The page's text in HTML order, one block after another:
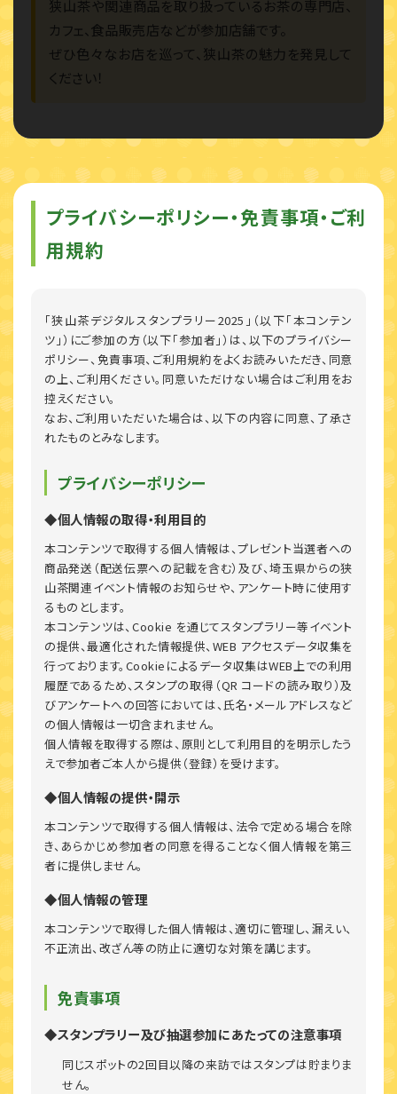
狭山茶や関連商品を取り扱っているお茶の専門店、
カフェ、食品販売店などが参加店舗です。
ぜひ色々なお店を巡って、狭山茶の魅力を発見して
ください！
プライバシーポリシー・免責事項・ご利
用規約
「狭山茶デジタルスタンプラリー2025」（以下「本コンテン
ツ」）にご参加の方（以下「参加者」）は、以下のプライバシー
ポリシー、免責事項、ご利用規約をよくお読みいただき、同意
の上、ご利用ください。同意いただけない場合はご利用をお
控えください。
なお、ご利用いただいた場合は、以下の内容に同意、了承さ
れたものとみなします。
プライバシーポリシー
◆個人情報の取得・利用目的
本コンテンツで取得する個人情報は、プレゼント当選者への
商品発送（配送伝票への記載を含む）及び、埼玉県からの狭
山茶関連イベント情報のお知らせや、アンケート時に使用す
るものとします。
本コンテンツは、Cookie を通じてスタンプラリー等イベント
の提供、最適化された情報提供、WEB アクセスデータ収集を
行っております。Cookieによるデータ収集はWEB上での利用
履歴であるため、スタンプの取得（QR コードの読み取り）及
びアンケートへの回答においては、氏名・メールアドレスなど
の個人情報は一切含まれません。
個人情報を取得する際は、原則として利用目的を明示したう
えで参加者ご本人から提供（登録）を受けます。
◆個人情報の提供・開示
本コンテンツで取得する個人情報は、法令で定める場合を除
き、あらかじめ参加者の同意を得ることなく個人情報を第三
者に提供しません。
◆個人情報の管理
本コンテンツで取得した個人情報は、適切に管理し、漏えい、
不正流出、改ざん等の防止に適切な対策を講じます。
免責事項
◆スタンプラリー及び抽選参加にあたっての注意事項
同じスポットの2回目以降の来訪ではスタンプは貯まりま
せん。